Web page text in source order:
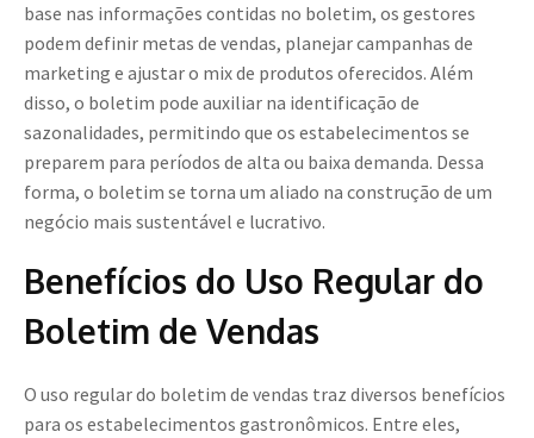
base nas informações contidas no boletim, os gestores
podem definir metas de vendas, planejar campanhas de
marketing e ajustar o mix de produtos oferecidos. Além
disso, o boletim pode auxiliar na identificação de
sazonalidades, permitindo que os estabelecimentos se
preparem para períodos de alta ou baixa demanda. Dessa
forma, o boletim se torna um aliado na construção de um
negócio mais sustentável e lucrativo.
Benefícios do Uso Regular do
Boletim de Vendas
O uso regular do boletim de vendas traz diversos benefícios
para os estabelecimentos gastronômicos. Entre eles,